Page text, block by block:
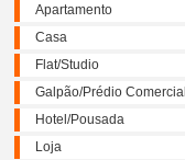
Apartamento
Casa
Flat/Studio
Galpão/Prédio Comercial
Hotel/Pousada
Loja